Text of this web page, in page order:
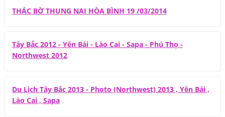
THÁC BỜ THUNG NAI HÒA BÌNH 19 /03/2014
Tây Bắc 2012 - Yên Bái - Lào Cai - Sapa - Phú Thọ -
Northwest 2012
Du Lịch Tây Bắc 2013 - Photo (Northwest) 2013 , Yên Bái ,
Lào Cai , Sapa